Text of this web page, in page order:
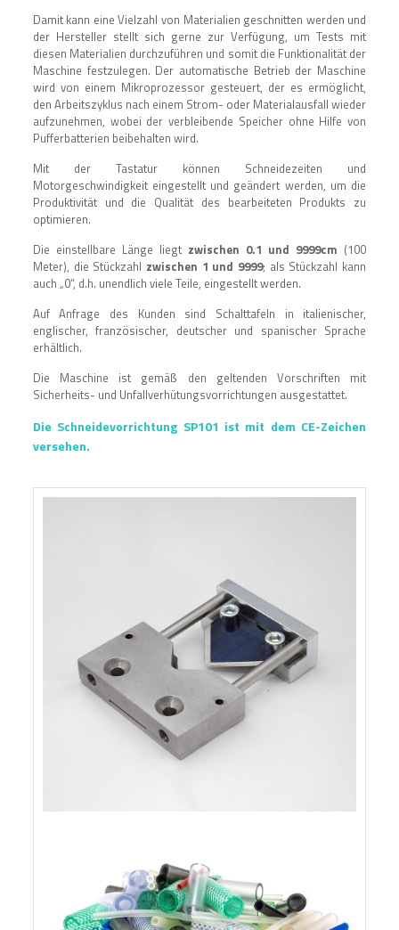
Damit kann eine Vielzahl von Materialien geschnitten werden und
der Hersteller stellt sich gerne zur Verfügung, um Tests mit
diesen Materialien durchzuführen und somit die Funktionalität der
Maschine festzulegen. Der automatische Betrieb der Maschine
wird von einem Mikroprozessor gesteuert, der es ermöglicht,
den Arbeitszyklus nach einem Strom- oder Materialausfall wieder
aufzunehmen, wobei der verbleibende Speicher ohne Hilfe von
Pufferbatterien beibehalten wird.
Mit der Tastatur können Schneidezeiten und
Motorgeschwindigkeit eingestellt und geändert werden, um die
Produktivität und die Qualität des bearbeiteten Produkts zu
optimieren.
Die einstellbare Länge liegt zwischen 0.1 und 9999cm (100
Meter), die Stückzahl zwischen 1 und 9999; als Stückzahl kann
auch „0“, d.h. unendlich viele Teile, eingestellt werden.
Auf Anfrage des Kunden sind Schalttafeln in italienischer,
englischer, französischer, deutscher und spanischer Sprache
erhältlich.
Die Maschine ist gemäß den geltenden Vorschriften mit
Sicherheits- und Unfallverhütungsvorrichtungen ausgestattet.
Die Schneidevorrichtung SP101 ist mit dem CE-Zeichen
versehen.